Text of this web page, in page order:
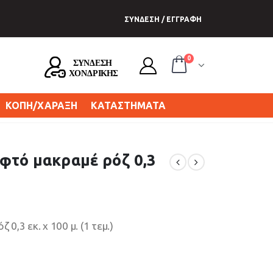
ΣΥΝΔΕΣΗ / ΕΓΓΡΑΦΗ
0
ΚΟΠΗ/ΧΑΡΑΞΗ ΚΑΤΑΣΤΗΜΑΤΑ
μακραμέ ρόζ 0,3
0,3 εκ. χ 100 μ. (1 τεμ.)